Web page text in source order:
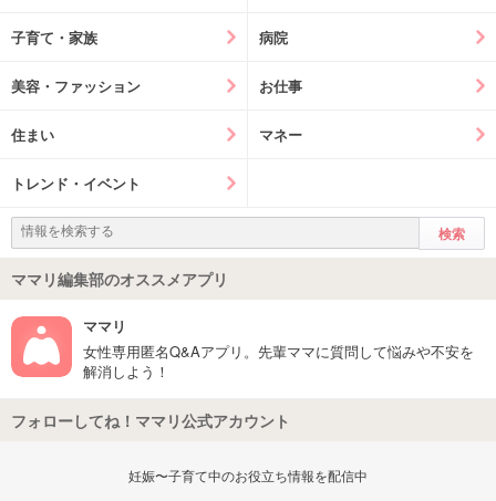
子育て・家族 病院
美容・ファッション お仕事
住まい マネー
トレンド・イベント
ママリ編集部のオススメアプリ
ママリ
女性専用匿名Q&Aアプリ。先輩ママに質問して悩みや不安を
解消しよう！
フォローしてね！ママリ公式アカウント
妊娠〜子育て中のお役立ち情報を配信中